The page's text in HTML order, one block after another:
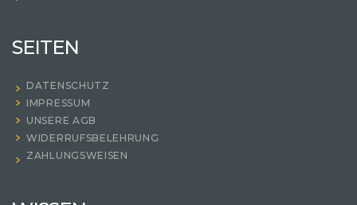
SEITEN
DATENSCHUTZ
IMPRESSUM
UNSERE AGB
WIDERRUFSBELEHRUNG
ZAHLUNGSWEISEN